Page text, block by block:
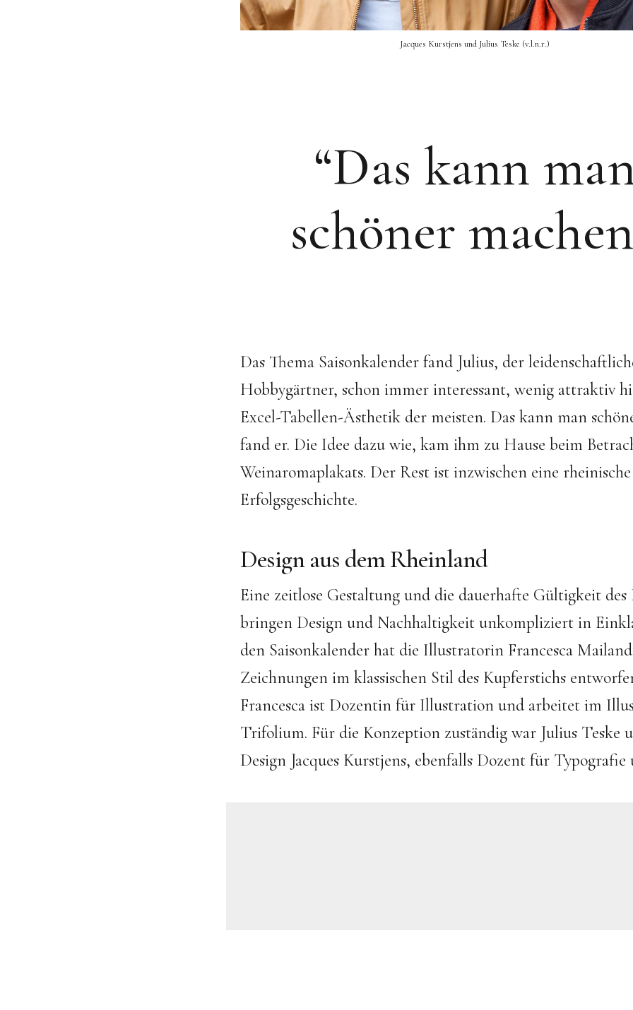
Jacques Kurstjens und Julius Teske (v.l.n.r.)
“Das kann
schöner
Das Thema Saisonkalender fand Julius, der
Hobbygärtner, schon immer interessant, wenig attraktiv
Excel-Tabellen-Ästhetik der meisten. Das kann man
fand er. Die Idee dazu wie, kam ihm zu Hause beim
Weinaromaplakats. Der Rest ist inzwischen eine rheinische
Erfolgsgeschichte.
Design aus dem Rheinland
Eine zeitlose Gestaltung und die dauerhafte Gültigkeit des
bringen Design und Nachhaltigkeit unkompliziert in
den Saisonkalender hat die Illustratorin Francesca
Zeichnungen im klassischen Stil des Kupferstichs
Francesca ist Dozentin für Illustration und arbeitet im
Trifolium. Für die Konzeption zuständig war Julius Teske
Design Jacques Kurstjens, ebenfalls Dozent für Typografie